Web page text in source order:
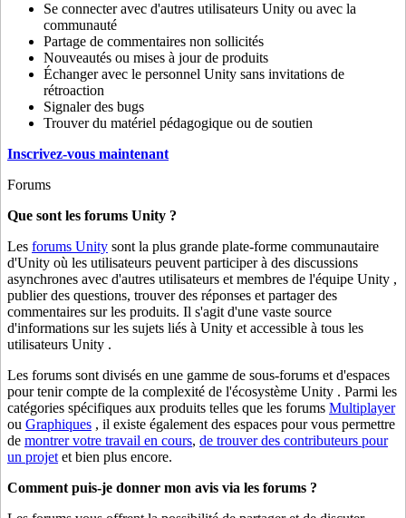
Se connecter avec d'autres utilisateurs Unity ou avec la
communauté
Partage de commentaires non sollicités
Nouveautés ou mises à jour de produits
Échanger avec le personnel Unity sans invitations de
rétroaction
Signaler des bugs
Trouver du matériel pédagogique ou de soutien
Inscrivez-vous maintenant
Forums
Que sont les forums Unity ?
Les forums Unity sont la plus grande plate-forme communautaire
d'Unity où les utilisateurs peuvent participer à des discussions
asynchrones avec d'autres utilisateurs et membres de l'équipe Unity ,
publier des questions, trouver des réponses et partager des
commentaires sur les produits. Il s'agit d'une vaste source
d'informations sur les sujets liés à Unity et accessible à tous les
utilisateurs Unity .
Les forums sont divisés en une gamme de sous-forums et d'espaces
pour tenir compte de la complexité de l'écosystème Unity . Parmi les
catégories spécifiques aux produits telles que les forums Multiplayer
ou Graphiques , il existe également des espaces pour vous permettre
de montrer votre travail en cours, de trouver des contributeurs pour
un projet et bien plus encore.
Comment puis-je donner mon avis via les forums ?